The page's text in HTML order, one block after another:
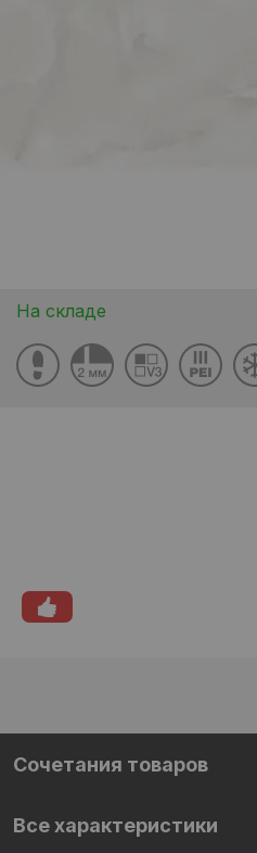
На складе
Cочетания товаров
Все характеристики